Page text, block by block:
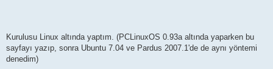
Kurulusu Linux altında yaptım. (PCLinuxOS 0.93a altında yaparken bu
sayfayı yazıp, sonra Ubuntu 7.04 ve Pardus 2007.1'de de aynı yöntemi
denedim)